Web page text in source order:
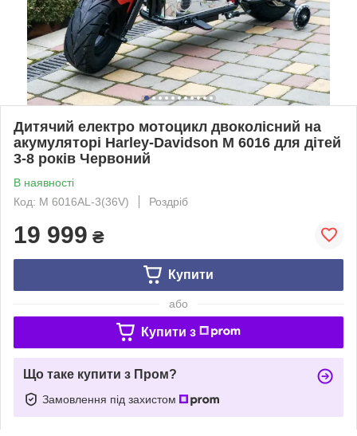
Дитячий електро мотоцикл двоколісний на
акумуляторі Harley-Davidson M 6016 для дітей
3-8 років Червоний
В наявності
Код: M 6016AL-3(36V)
Роздріб
19 999 ₴
Купити
або
Купити з
Що таке купити з Пром?
Замовлення під захистом